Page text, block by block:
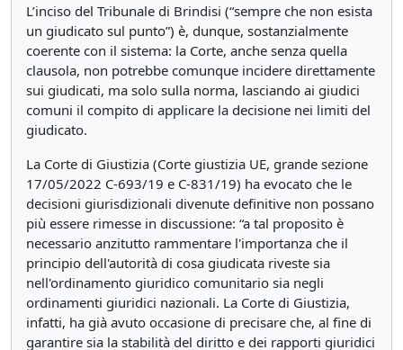
L’inciso del Tribunale di Brindisi (“sempre che non esista
un giudicato sul punto”) è, dunque, sostanzialmente
coerente con il sistema: la Corte, anche senza quella
clausola, non potrebbe comunque incidere direttamente
sui giudicati, ma solo sulla norma, lasciando ai giudici
comuni il compito di applicare la decisione nei limiti del
giudicato.
La Corte di Giustizia (Corte giustizia UE, grande sezione
17/05/2022 C-693/19 e C-831/19) ha evocato che le
decisioni giurisdizionali divenute definitive non possano
più essere rimesse in discussione: “a tal proposito è
necessario anzitutto rammentare l'importanza che il
principio dell'autorità di cosa giudicata riveste sia
nell'ordinamento giuridico comunitario sia negli
ordinamenti giuridici nazionali. La Corte di Giustizia,
infatti, ha già avuto occasione di precisare che, al fine di
garantire sia la stabilità del diritto e dei rapporti giuridici